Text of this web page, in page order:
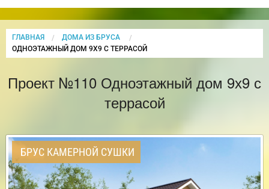
ГЛАВНАЯ
ДОМА ИЗ БРУСА
CURRENT:
ОДНОЭТАЖНЫЙ ДОМ 9Х9 С ТЕРРАСОЙ
Проект №110 Одноэтажный дом 9х9 с
террасой
БРУС КАМЕРНОЙ СУШКИ